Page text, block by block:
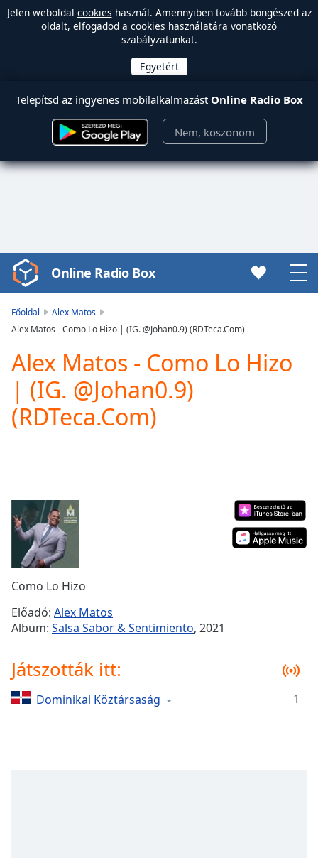
Jelen weboldal cookies használ. Amennyiben tovább böngészed az
oldalt, elfogadod a cookies használatára vonatkozó
szabályzatunkat.
Telepítsd az ingyenes mobilalkalmazást Online Radio Box
Nem, köszönöm
Video
Player
loading.
Video
Play
Skip
Backward
Skip
Forward
Duration-:-
Loaded:
0.00%
Stream
TypeLIVE
Seek to
live,
behind
liveLIVE
Remaining
1x
Online Radio Box
Főoldal
Alex Matos
Alex Matos - Como Lo Hizo | (IG. @Johan0.9) (RDTeca.Com)
Alex Matos - Como Lo Hizo
| (IG. @Johan0.9)
(RDTeca.Com)
Como Lo Hizo
Előadó: Alex Matos
Album: Salsa Sabor & Sentimiento, 2021
Játszották itt:
Dominikai Köztársaság 1